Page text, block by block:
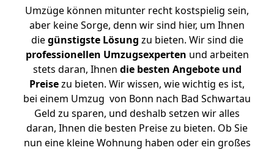
Umzüge können mitunter recht kostspielig sein,
aber keine Sorge, denn wir sind hier, um Ihnen
diegünstigste Lösung zu bieten. Wir sind die
professionellen Umzugsexperten und arbeiten
stets daran, Ihnen die besten Angebote und
Preisezu bieten. Wir wissen, wie wichtig es ist,
bei einem Umzug von Bonn nach Bad Schwartau
Geld zu sparen, und deshalb setzen wir alles
daran, Ihnen die besten Preise zu bieten. Ob Sie
nun eine kleine Wohnung haben oder ein großes